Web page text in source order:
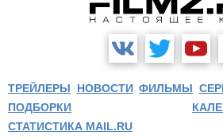
ТРЕЙЛЕРЫ НОВОСТИ ФИЛЬМЫ
ПОДБОРКИ
СТАТИСТИКА MAIL.RU